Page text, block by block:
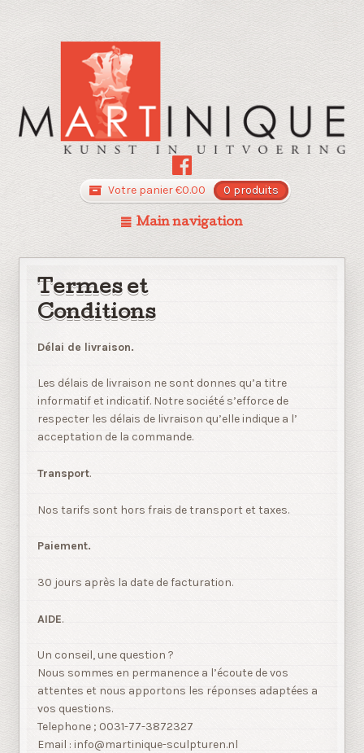
Votre panier€0.00 0 produits
Main navigation
Termes et
Conditions
Délai de livraison.
Les délais de livraison ne sont donnes qu’a titre
informatif et indicatif. Notre société s’efforce de
respecter les délais de livraison qu’elle indique a l’
acceptation de la commande.
Transport.
Nos tarifs sont hors frais de transport et taxes.
Paiement.
30 jours après la date de facturation.
AIDE.
Un conseil, une question ?
Nous sommes en permanence a l’écoute de vos
attentes et nous apportons les réponses adaptées a
vos questions.
Telephone ; 0031-77-3872327
Email : info@martinique-sculpturen.nl